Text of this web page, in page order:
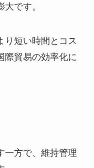
です。
り短い時間とコス
際貿易の効率化に
一方で、維持管理